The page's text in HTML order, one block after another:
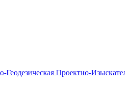
Проектно-